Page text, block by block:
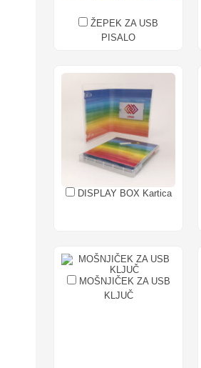
ŽEPEK ZA USB
PISALO
DISPLAY BOX Kartica
MOŠNJIČEK ZA USB
KLJUČ